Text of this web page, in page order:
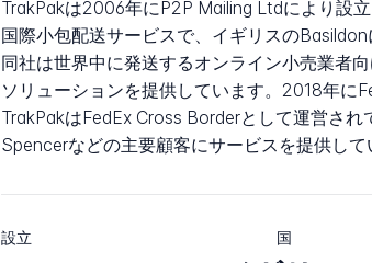
TrakPakは2006年にP2P Mailing Ltdにより設
国際小包配送サービスで、イギリスのBasildon
同社は世界中に発送するオンライン小売業者
ソリューションを提供しています。2018年に
TrakPakはFedEx Cross Borderとして運営され
Spencerなどの主要顧客にサービスを提供して
設立 国